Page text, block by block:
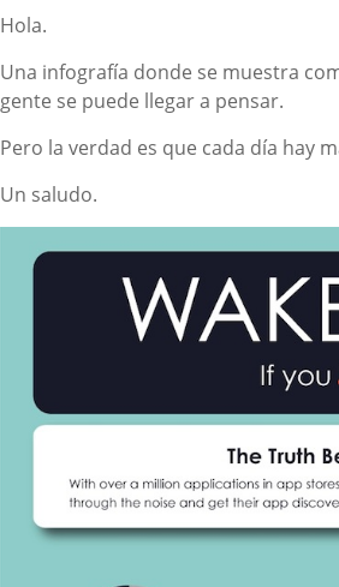
Hola.
Una infografía donde se muestra
gente se puede llegar a pensar.
Pero la verdad es que cada día hay
Un saludo.